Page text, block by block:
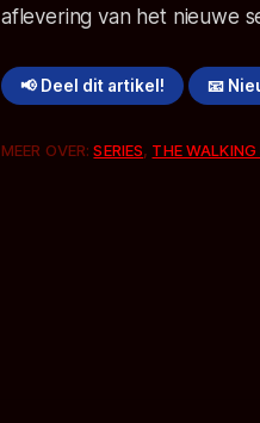
aflevering van het nieuwe
📢 Deel dit artikel! 📧
MEER OVER:SERIES, THE WALKING